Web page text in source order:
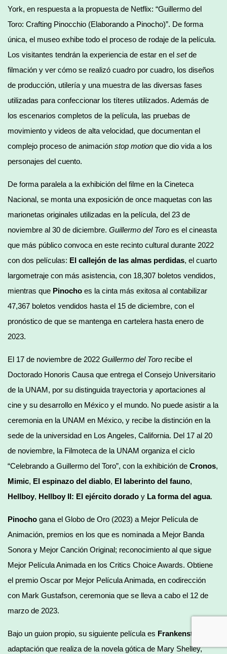
York, en respuesta a la propuesta de Netflix: “Guillermo del
Toro: Crafting Pinocchio (Elaborando a Pinocho)”. De forma
única, el museo exhibe todo el proceso de rodaje de la película.
Los visitantes tendrán la experiencia de estar en el setde
filmación y ver cómo se realizó cuadro por cuadro, los diseños
de producción, utilería y una muestra de las diversas fases
utilizadas para confeccionar los títeres utilizados. Además de
los escenarios completos de la película, las pruebas de
movimiento y videos de alta velocidad, que documentan el
complejo proceso de animación stop motion que dio vida a los
personajes del cuento.
De forma paralela a la exhibición del filme en la Cineteca
Nacional, se monta una exposición de once maquetas con las
marionetas originales utilizadas en la película, del 23 de
noviembre al 30 de diciembre. Guillermo del Toro es el cineasta
que más público convoca en este recinto cultural durante 2022
con dos películas: El callejón de las almas perdidas, el cuarto
largometraje con más asistencia, con 18,307 boletos vendidos,
mientras que Pinocho es la cinta más exitosa al contabilizar
47,367 boletos vendidos hasta el 15 de diciembre, con el
pronóstico de que se mantenga en cartelera hasta enero de
2023.
El 17 de noviembre de 2022 Guillermo del Toro recibe el
Doctorado Honoris Causa que entrega el Consejo Universitario
de la UNAM, por su distinguida trayectoria y aportaciones al
cine y su desarrollo en México y el mundo. No puede asistir a la
ceremonia en la UNAM en México, y recibe la distinción en la
sede de la universidad en Los Angeles, California. Del 17 al 20
de noviembre, la Filmoteca de la UNAM organiza el ciclo
“Celebrando a Guillermo del Toro”, con la exhibición de Cronos,
Mimic, El espinazo del diablo, El laberinto del fauno,
Hellboy, Hellboy II: El ejército dorado y La forma del agua.
Pinocho gana el Globo de Oro (2023) a Mejor Película de
Animación, premios en los que es nominada a Mejor Banda
Sonora y Mejor Canción Original; reconocimiento al que sigue
Mejor Película Animada en los Critics Choice Awards. Obtiene
el premio Oscar por Mejor Película Animada, en codirección
con Mark Gustafson, ceremonia que se lleva a cabo el 12 de
marzo de 2023.
Bajo un guion propio, su siguiente película es Frankenstein,
adaptación que realiza de la novela gótica de Mary Shelley,